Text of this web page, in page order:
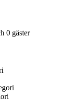
0 gäster